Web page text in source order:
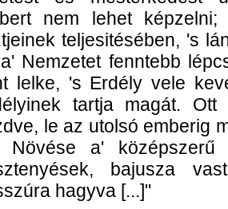
nem lehet
teljesitésében, 's
Nemzetet fenntebb
lelke, 's Erdély vele
tartja magát.
le az utolsó emberig
Növése a'
bajusza
hagyva [...]"